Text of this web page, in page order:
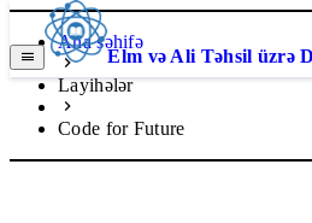
Elm və Ali Təhsil üzrə
Ana səhifə
Layihələr
Code for Future